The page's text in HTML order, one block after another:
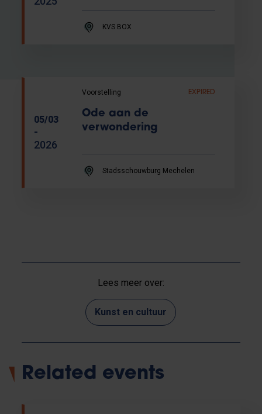
KVS BOX
05/03
-
2026
Voorstelling EXPIRED
Ode aan de
verwondering
Stadsschouwburg Mechelen
Lees meer over:
Kunst en cultuur
Related events